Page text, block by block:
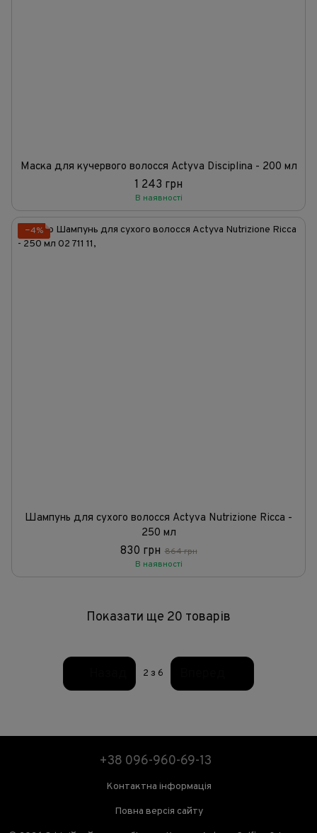
Маска для кучервого волосся Actyva Disciplina - 200 мл
1 243 грн
В наявності
−4%
Шампунь для сухого волосся Actyva Nutrizione Ricca -
250 мл
830 грн 864 грн
В наявності
Показати ще 20 товарів
2 з 6
+38 096-960-69-13
Контактна інформація
Повна версія сайту